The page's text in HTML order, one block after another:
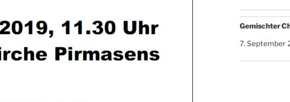
Gemischter
7. September